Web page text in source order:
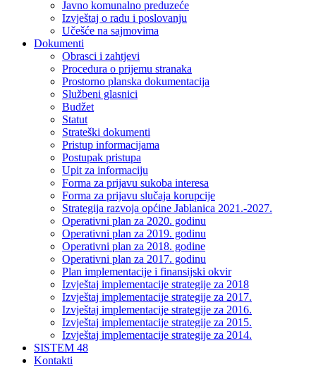
Javno komunalno preduzeće
Izvještaj o radu i poslovanju
Učešće na sajmovima
Dokumenti
Obrasci i zahtjevi
Procedura o prijemu stranaka
Prostorno planska dokumentacija
Službeni glasnici
Budžet
Statut
Strateški dokumenti
Pristup informacijama
Postupak pristupa
Upit za informaciju
Forma za prijavu sukoba interesa
Forma za prijavu slučaja korupcije
Strategija razvoja općine Jablanica 2021.-2027.
Operativni plan za 2020. godinu
Operativni plan za 2019. godinu
Operativni plan za 2018. godine
Operativni plan za 2017. godinu
Plan implementacije i finansijski okvir
Izvještaj implementacije strategije za 2018
Izvještaj implementacije strategije za 2017.
Izvještaj implementacije strategije za 2016.
Izvještaj implementacije strategije za 2015.
Izvještaj implementacije strategije za 2014.
SISTEM 48
Kontakti